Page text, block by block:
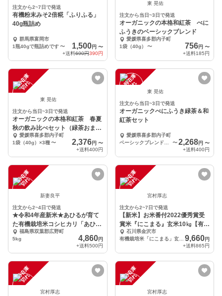
注文から2~7日で発送
有機粉末みそ2倍糀「ふりふる」
40g瓶詰め
群馬県富岡市
1瓶40gで瓶詰めです〜 1,500円 〜
+送料690円390円
東 晃佑
注文から当日~3日で発送
オーガニックの本格和紅茶 べに
ふうきのベーシックブレンド
愛媛県喜多郡内子町
1袋（40g）
〜 756円 〜
+送料185円
一
時
在
庫
切
れ
東 晃佑
注文から当日~3日で発送
オーガニックの本格和紅茶 春夏
秋の飲み比べセット（緑茶おまけ
付）愛媛県喜多郡内子町
1袋（40g）×3種〜 2,376円 〜
+送料400円
一
時
在
庫
切
れ
東 晃佑
注文から当日~3日で発送
オーガニックべにふうき緑茶＆和
紅茶セット
愛媛県喜多郡内子町
〜2,268円 〜
+送料400円
一
時
在
庫
切
れ
新妻良平
注文から2~4日で発送
★令和4年産新米★あひるが育て
た有機栽培米コシヒカリ「あひ
る」(5kg)
福島県双葉郡広野町
5kg
4,860円
+送料500円
一
時
在
庫
切
れ
宮村厚志
注文から2~7日で発送
【新米】お米番付2022優秀賞受
賞米『にこまる』玄米10㎏【有機
JAS】
石川県金沢市
有機栽培米「にこまる」玄米5㎏×2袋
9,660円
+送料865円
一
時
在
庫
切
れ
宮村厚志
一
時
在
庫
切
れ
宮村厚志